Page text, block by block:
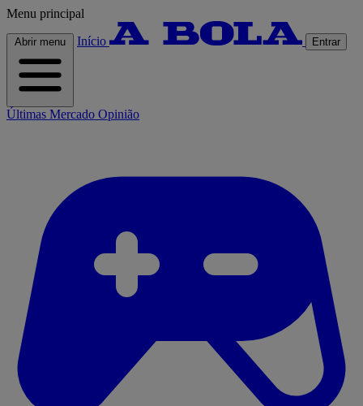
Menu principal
Abrir menu Início Entrar
Últimas Mercado Opinião